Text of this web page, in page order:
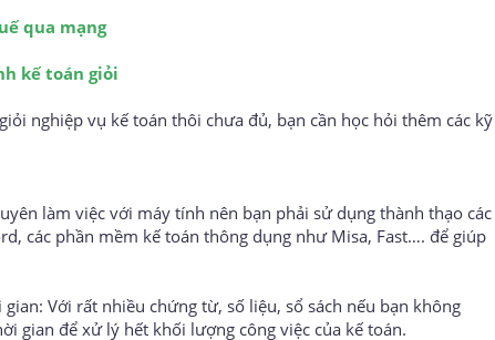
qua mạng
kế toán giỏi
nghiệp vụ kế toán thôi chưa đủ, bạn cần học hỏi thêm các kỹ
làm việc với máy tính nên bạn phải sử dụng thành thạo các
các phần mềm kế toán thông dụng như Misa, Fast…. để giúp
Với rất nhiều chứng từ, số liệu, sổ sách nếu bạn không
gian để xử lý hết khối lượng công việc của kế toán.